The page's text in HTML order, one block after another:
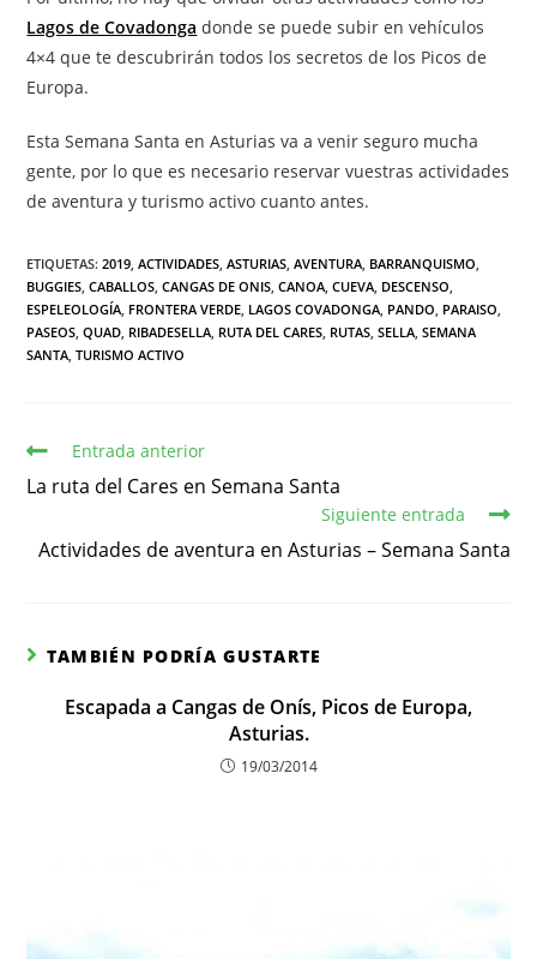
Lagos de Covadonga donde se puede subir en vehículos
4×4 que te descubrirán todos los secretos de los Picos de
Europa.
Esta Semana Santa en Asturias va a venir seguro mucha
gente, por lo que es necesario reservar vuestras actividades
de aventura y turismo activo cuanto antes.
ETIQUETAS:2019 ACTIVIDADES ASTURIAS AVENTURA BARRANQUISMO
BUGGIES CABALLOS CANGAS DE ONIS CANOA CUEVA DESCENSO
ESPELEOLOGÍA FRONTERA VERDE LAGOS COVADONGA PANDO PARAISO
PASEOS QUAD RIBADESELLA RUTA DEL CARES RUTAS SELLA SEMANA
SANTA TURISMO ACTIVO
Leer
artículos
Entrada anterior
La ruta del Cares en Semana Santa
Siguiente entrada
Actividades de aventura en Asturias – Semana Santa
TAMBIÉN PODRÍA GUSTARTE
Escapada a Cangas de Onís, Picos de Europa,
Asturias.
19/03/2014